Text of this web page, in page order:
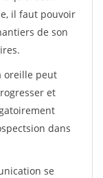
il faut pouvoir
de son
oreille peut
et
dans
se